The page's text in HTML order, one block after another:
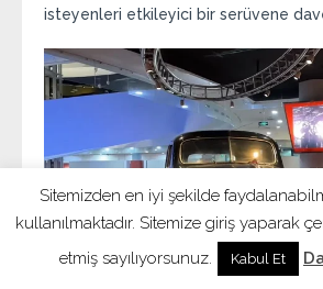
isteyenleri etkileyici bir serüvene
Sitemizden en iyi şekilde
kullanılmaktadır. Sitemize giriş yaparak
etmiş sayılıyorsunuz.
Kabul Et